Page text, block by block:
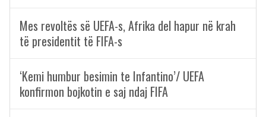
Mes revoltës së UEFA-s, Afrika del hapur në krah
të presidentit të FIFA-s
‘Kemi humbur besimin te Infantino’/ UEFA
konfirmon bojkotin e saj ndaj FIFA